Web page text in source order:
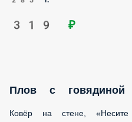
кумин.
Рис с тигровыми